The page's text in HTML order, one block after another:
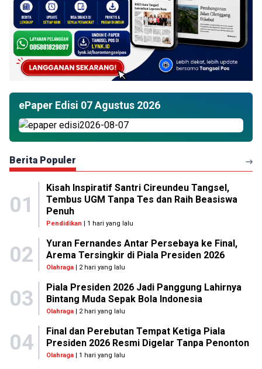
ePaper Edisi 07 Agustus 2026
Berita Populer
01
Kisah Inspiratif Santri Cireundeu Tangsel,
Tembus UGM Tanpa Tes dan Raih Beasiswa
Penuh
Pendidikan | 1 hari yang lalu
02
Yuran Fernandes Antar Persebaya ke Final,
Arema Tersingkir di Piala Presiden 2026
Olahraga| 2 hari yang lalu
03
Piala Presiden 2026 Jadi Panggung Lahirnya
Bintang Muda Sepak Bola Indonesia
Olahraga| 2 hari yang lalu
04
Final dan Perebutan Tempat Ketiga Piala
Presiden 2026 Resmi Digelar Tanpa Penonton
Olahraga| 1 hari yang lalu